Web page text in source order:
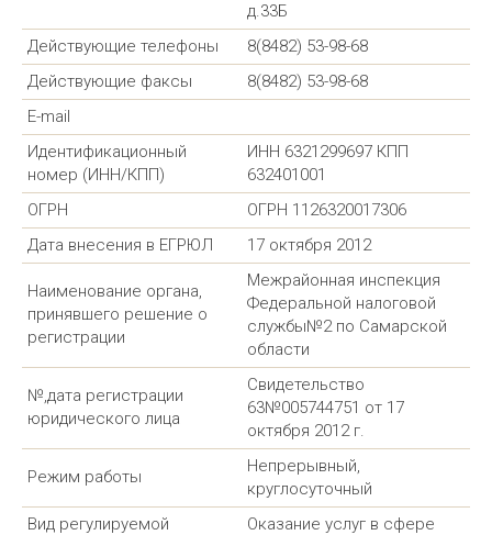
д.33Б
Действующие телефоны
8(8482) 53-98-68
Действующие факсы
8(8482) 53-98-68
Е-mail
Идентификационный
номер (ИНН/КПП)
ИНН 6321299697 КПП
632401001
ОГРН
ОГРН 1126320017306
Дата внесения в ЕГРЮЛ
17 октября 2012
Наименование органа,
принявшего решение о
регистрации
Межрайонная инспекция
Федеральной налоговой
службы№2 по Самарской
области
№,дата регистрации
юридического лица
Свидетельство
63№005744751 от 17
октября 2012 г.
Режим работы
Непрерывный,
круглосуточный
Вид регулируемой
Оказание услуг в сфере